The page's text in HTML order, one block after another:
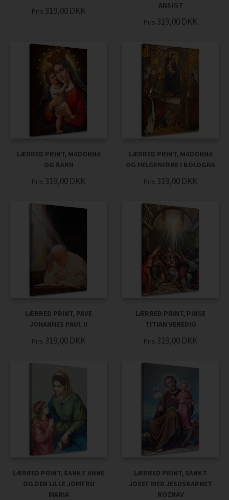
Pris 319,00 DKK
ANSIGT
Pris 319,00 DKK
LÆRRED PRINT, MADONNA
OG BARN
Pris 319,00 DKK
LÆRRED PRINT, MADONNA
OG HELGENERNE I BOLOGNA
Pris 319,00 DKK
LÆRRED PRINT, PAVE
JOHANNES PAUL II
Pris 319,00 DKK
LÆRRED PRINT, PINSE
TITIAN VENEDIG
Pris 319,00 DKK
LÆRRED PRINT, SANKT ANNE
OG DEN LILLE JOMFRU
MARIA
LÆRRED PRINT, SANKT
JOSEF MED JESUSBARNET
ROZNAV